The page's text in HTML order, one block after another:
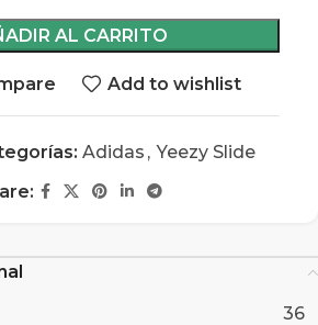
AL CARRITO
Add to wishlist
Adidas , Yeezy Slide
36